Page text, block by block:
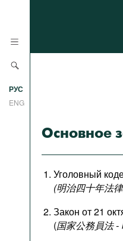
РУС
ENG
Профили
Ресурсы
Литература
Сайты
Документы
организаций
О проекте
Основное
Уголовный
(明治四十年法
Закон от 21
(国家公務員法